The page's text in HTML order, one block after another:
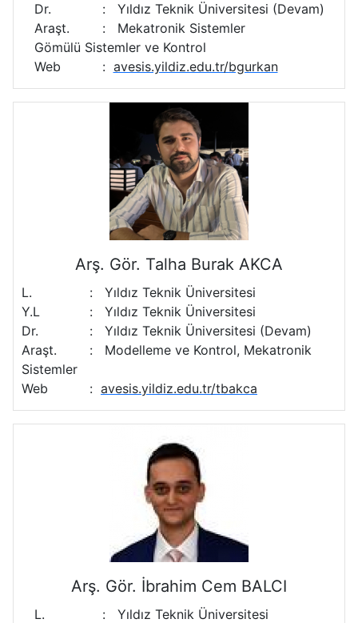
Dr.
:
Yıldız Teknik Üniversitesi (Devam)
Araşt.
:
Mekatronik Sistemler
Gömülü Sistemler ve Kontrol
Web
: avesis.yildiz.edu.tr/bgurkan
Arş. Gör. Talha Burak AKCA
L. :
Yıldız Teknik Üniversitesi
Y.L
:
Yıldız Teknik Üniversitesi
Dr.
:
Yıldız Teknik Üniversitesi (Devam)
Araşt.
:
Modelleme ve Kontrol, Mekatronik
Sistemler
Web
: avesis.yildiz.edu.tr/tbakca
Arş. Gör. İbrahim Cem BALCI
L. :
Yıldız Teknik Üniversitesi